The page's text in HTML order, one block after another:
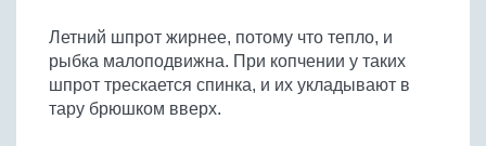
Летний шпрот жирнее, потому что тепло, и
рыбка малоподвижна. При копчении у таких
шпрот трескается спинка, и их укладывают в
тару брюшком вверх.